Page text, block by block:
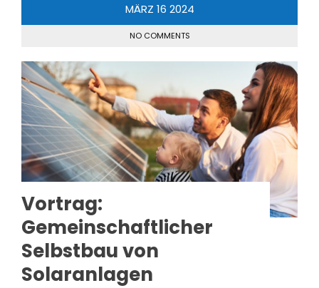
MÄRZ 16 2024
NO COMMENTS
Vortrag:
Gemeinschaftlicher
Selbstbau von
Solaranlagen